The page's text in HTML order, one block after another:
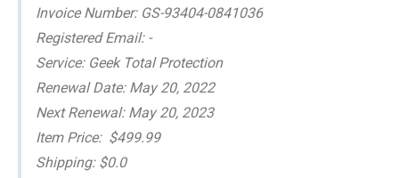
Invoice Number: GS-93404-0841036
Registered Email: -
Service: Geek Total Protection
Renewal Date: May 20, 2022
Next Renewal: May 20, 2023
Item Price: $499.99
Shipping: $0.0